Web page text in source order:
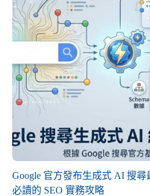
Google 官方發布生成式 AI 搜
必讀的 SEO 實務攻略